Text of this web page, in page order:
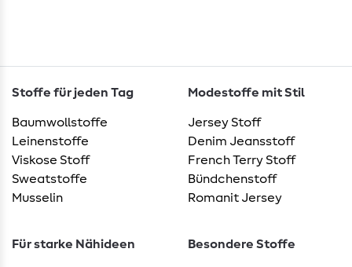
Stoffe für jeden Tag
Baumwollstoffe
Leinenstoffe
Viskose Stoff
Sweatstoffe
Musselin
Modestoffe mit Stil
Jersey Stoff
Denim Jeansstoff
French Terry Stoff
Bündchenstoff
Romanit Jersey
Für starke Nähideen Besondere Stoffe